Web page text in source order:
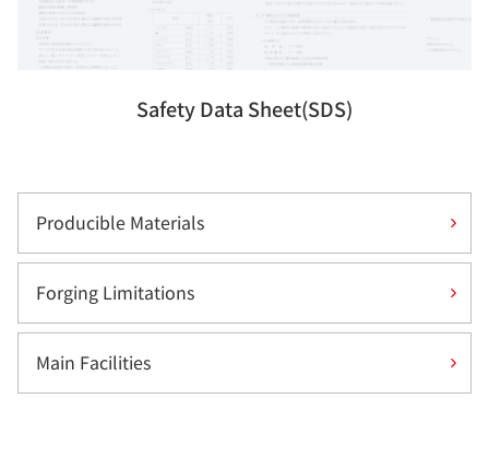
Safety Data Sheet(SDS)
Producible Materials
Forging Limitations
Main Facilities